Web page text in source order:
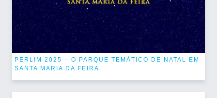
PERLIM 2025 – O PARQUE TEMÁTICO DE NATAL EM
SANTA MARIA DA FEIRA